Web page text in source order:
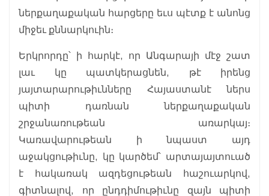
ներքաղաքական հարցերը եւս պէտք է անոնց
միջեւ քննարկուին։
Երկրորդը՝ ի հարկէ, որ Անգարայի մէջ շատ
լաւ կը պատկերացնեն, թէ իրենց
յայտարարութիւնները Հայաստանէ ներս
պիտի դառնան ներքաղաքական
շրջանառութեան առարկայ։
Կառավարութեան ի նպաստ այդ
աջակցութիւնը, կը կարծեմ՝ արտայայտուած
է հակառակ ազդեցութեան հաշուարկով,
գիտնալով, որ ընդդիմութիւնը զայն պիտի